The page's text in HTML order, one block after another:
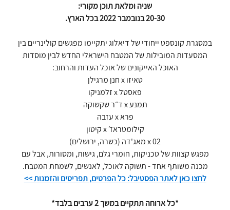
שניה ומלאת תוכן מקורי:
20-30 בנובמבר 2022 בכל הארץ.
במסגרת קונספט ייחודי של דיאלוג יתקיימו מפגשים קולינריים בין
המסעדות המובילות של המטבח הישראלי החדש לבין מוסדות
האוכל האייקונים של אוכל העדות והרחוב:
טאיזו x חנן מרגילן
פאסטל x זלמניקו
תמנע x ד״ר שקשוקה
פרא x עזבה
קילומטראז׳ x קיטון
02 x מאג'דה (כשרה, ירושלים)
מפגש קצוות של טכניקות, חומרי גלם, גישות, ומסורות, אבל עם
מכנה משותף אחד - תשוקה לאוכל, לאנשים, לשמחת המטבח.
לחצו כאן לאתר הפסטיבל: כל הפרטים, תפריטים והזמנות >>
*כל ארוחה תתקיים במשך 2 ערבים בלבד*